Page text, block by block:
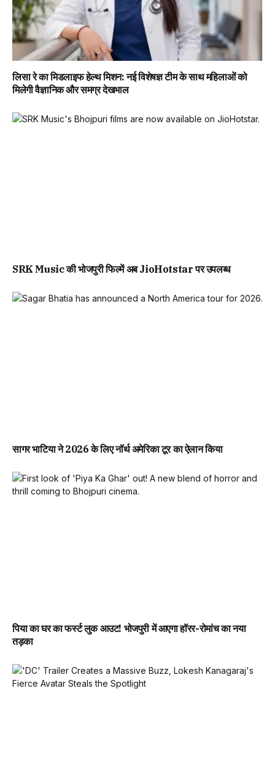
लिसा रे का मिडलाइफ हेल्थ मिशन: नई विशेषज्ञ टीम के साथ महिलाओं को
मिलेगी वैज्ञानिक और समग्र देखभाल
SRK Music की भोजपुरी फिल्में अब JioHotstar पर उपलब्ध
सागर भाटिया ने 2026 के लिए नॉर्थ अमेरिका टूर का ऐलान किया
पिया का घर का फर्स्ट लुक आउट! भोजपुरी में आएगा हॉरर-रोमांच का नया
तड़का